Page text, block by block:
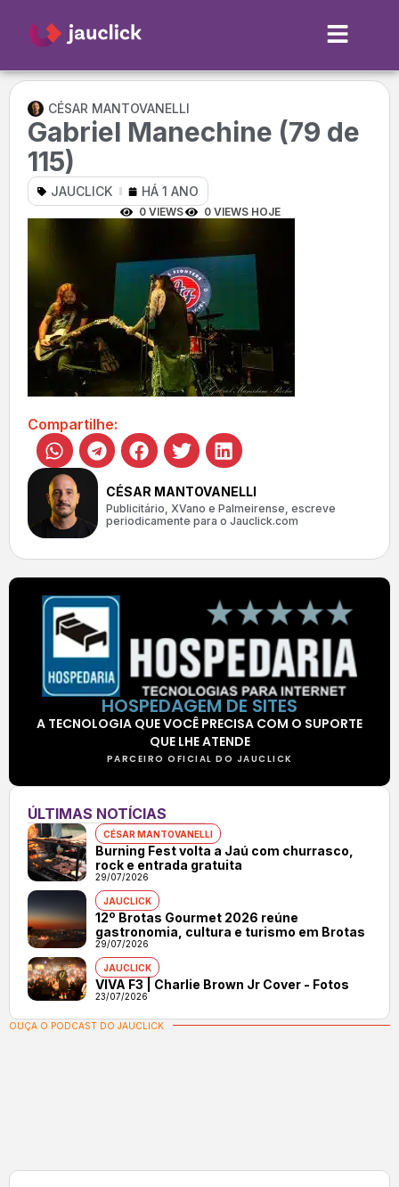
CÉSAR MANTOVANELLI
Gabriel Manechine (79 de
115)
JAUCLICK HÁ 1 ANO
0 VIEWS 0 VIEWS HOJE
Compartilhe:
CÉSAR MANTOVANELLI
Publicitário, XVano e Palmeirense, escreve
periodicamente para o Jauclick.com
HOSPEDAGEM DE SITES
A TECNOLOGIA QUE VOCÊ PRECISA COM O SUPORTE
QUE LHE ATENDE
PARCEIRO OFICIAL DO JAUCLICK
ÚLTIMAS NOTÍCIAS
CÉSAR MANTOVANELLI
Burning Fest volta a Jaú com churrasco,
rock e entrada gratuita
29/07/2026
JAUCLICK
12º Brotas Gourmet 2026 reúne
gastronomia, cultura e turismo em Brotas
29/07/2026
JAUCLICK
VIVA F3 | Charlie Brown Jr Cover - Fotos
23/07/2026
OUÇA O PODCAST DO JAUCLICK